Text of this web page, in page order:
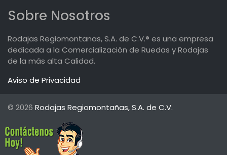
Sobre Nosotros
Rodajas Regiomontanas, S.A. de C.V.® es una empresa
dedicada a la Comercialización de Ruedas y Rodajas
de la más alta Calidad.
Aviso de Privacidad
© 2026 Rodajas Regiomontañas, S.A. de C.V.